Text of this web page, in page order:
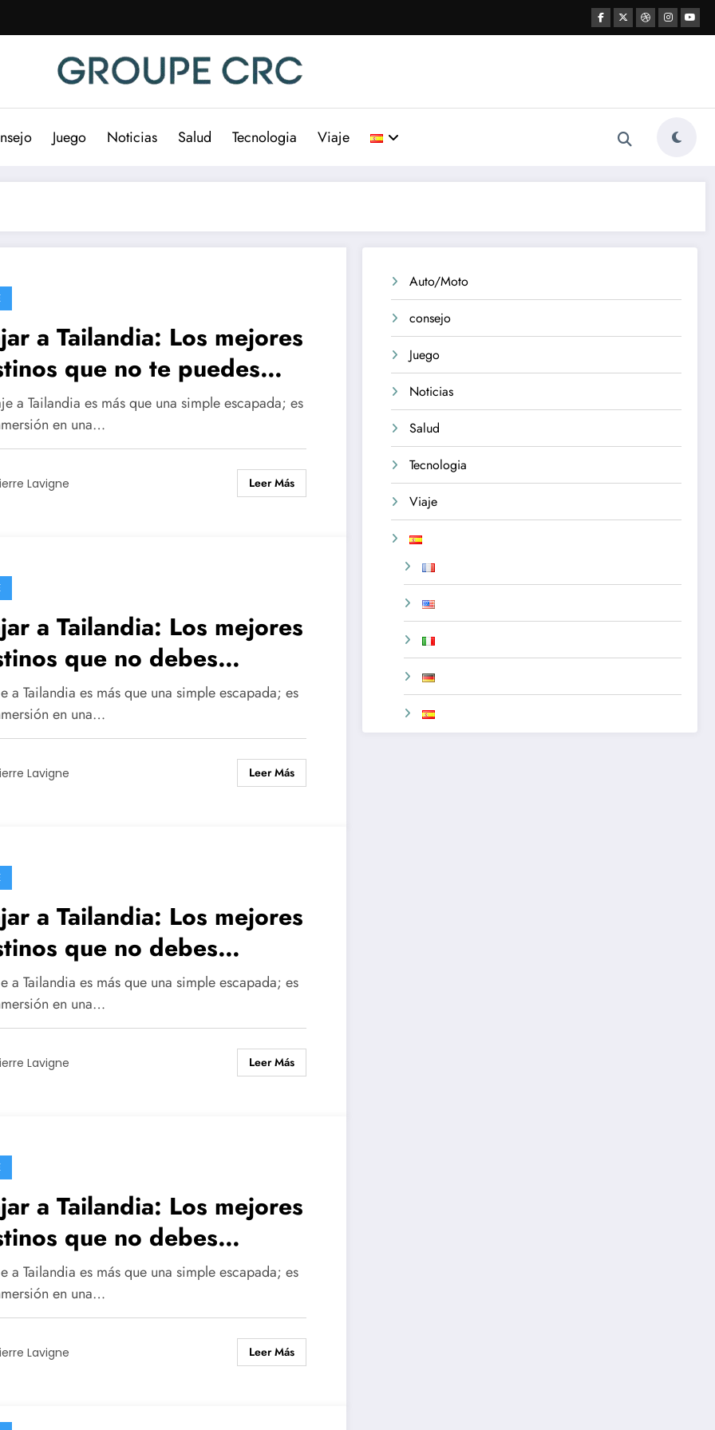
Juego Noticias Salud Tecnologia Viaje
a Tailandia: Los mejores
que no te puedes
a Tailandia es más que una simple escapada; es
en una…
Lavigne Leer Más
a Tailandia: Los mejores
que no debes
a Tailandia es más que una simple escapada; es
en una…
Lavigne Leer Más
a Tailandia: Los mejores
que no debes
a Tailandia es más que una simple escapada; es
en una…
Lavigne Leer Más
a Tailandia: Los mejores
que no debes
a Tailandia es más que una simple escapada; es
en una…
Lavigne Leer Más
Auto/Moto
consejo
Juego
Noticias
Salud
Tecnologia
Viaje